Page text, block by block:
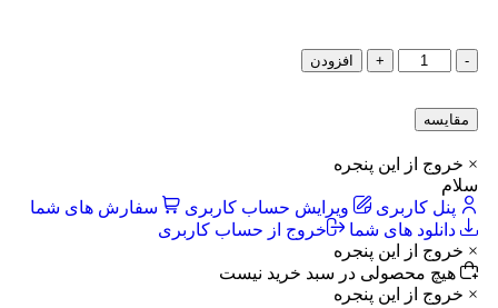
-
+ افزودن
مقایسه
× خروج از این پنجره
سلام
پنل کاربری
ویرایش حساب کاربری
سفارش های شما
دانلود های شما
خروج از حساب کاربری
× خروج از این پنجره
هیچ محصولی در سبد خرید نیست
× خروج از این پنجره